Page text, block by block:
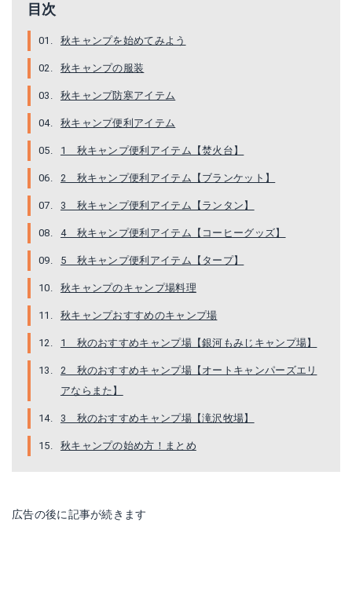
目次
秋キャンプを始めてみよう
秋キャンプの服装
秋キャンプ防寒アイテム
秋キャンプ便利アイテム
1 秋キャンプ便利アイテム【焚火台】
2 秋キャンプ便利アイテム【ブランケット】
3 秋キャンプ便利アイテム【ランタン】
4 秋キャンプ便利アイテム【コーヒーグッズ】
5 秋キャンプ便利アイテム【タープ】
秋キャンプのキャンプ場料理
秋キャンプおすすめのキャンプ場
1 秋のおすすめキャンプ場【銀河もみじキャンプ場】
2 秋のおすすめキャンプ場【オートキャンパーズエリ
アならまた】
3 秋のおすすめキャンプ場【滝沢牧場】
秋キャンプの始め方！まとめ
広告の後に記事が続きます
コールマン｜ヘキサライト II